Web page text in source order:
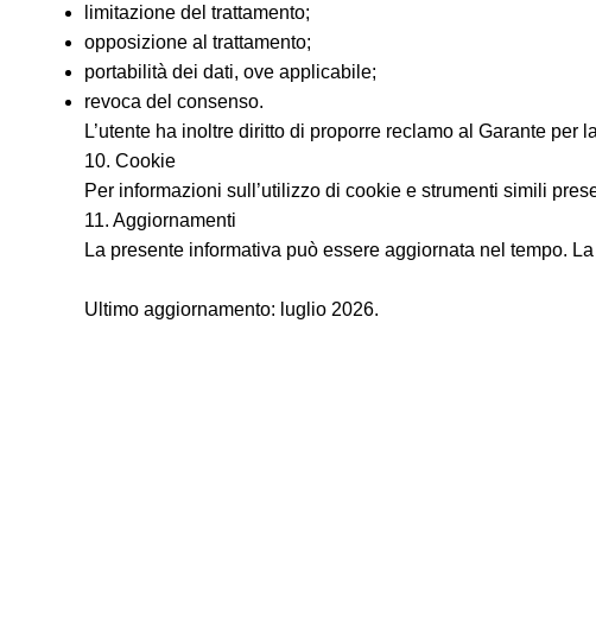
limitazione del trattamento;
opposizione al trattamento;
portabilità dei dati, ove applicabile;
revoca del consenso.
L’utente ha inoltre diritto di proporre reclamo al Garante per
10. Cookie
Per informazioni sull’utilizzo di cookie e strumenti simili
11. Aggiornamenti
La presente informativa può essere aggiornata nel tempo.
Ultimo aggiornamento: luglio 2026.